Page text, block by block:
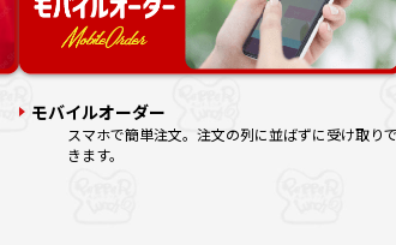
モバイルオーダー
スマホで簡単注文。注文の列に並ばずに受け取りで
きます。